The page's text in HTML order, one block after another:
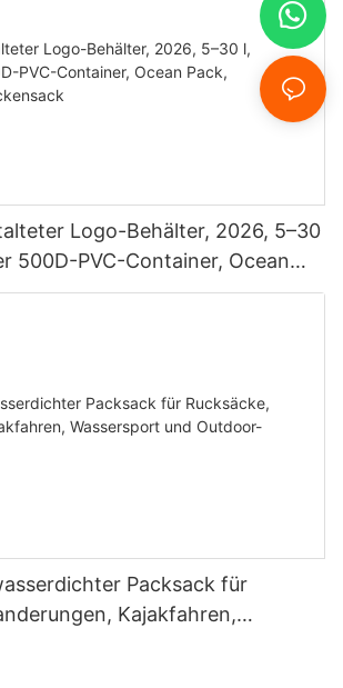
Logo-Behälter, 2026, 5–30
500D-PVC-Container, Ocean
Trockensack
Packsack für
Kajakfahren,